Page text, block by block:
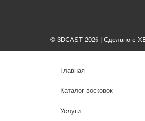
© 3DCAST 2026 | Сделано с
Главная
Каталог восковок
Услуги